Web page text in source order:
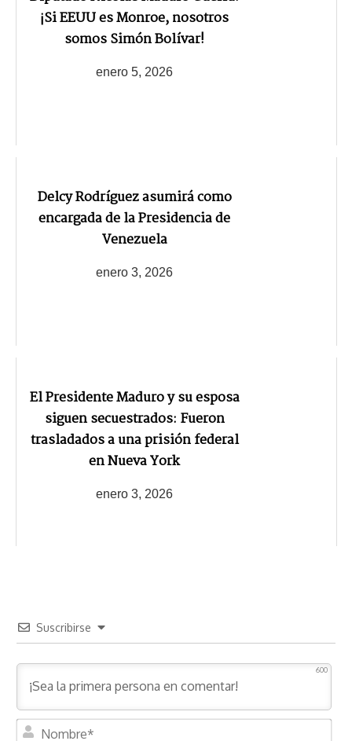
¡Si EEUU es Monroe, nosotros
somos Simón Bolívar!
enero 5, 2026
Delcy Rodríguez asumirá como
encargada de la Presidencia de
Venezuela
enero 3, 2026
El Presidente Maduro y su esposa
siguen secuestrados: Fueron
trasladados a una prisión federal
en Nueva York
enero 3, 2026
Suscribirse
600